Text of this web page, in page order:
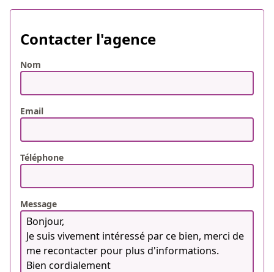
Contacter l'agence
Nom
Email
Téléphone
Message